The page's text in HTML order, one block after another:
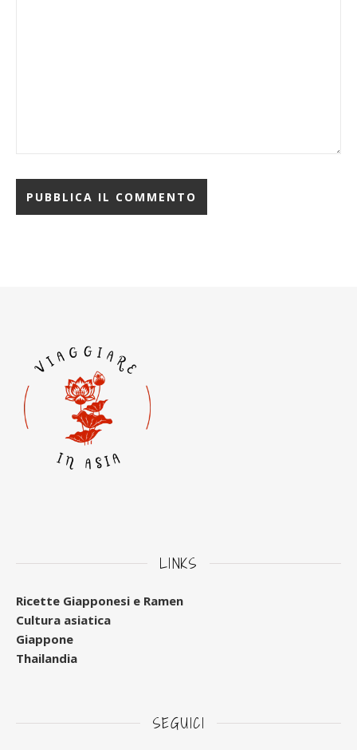
LINKS
Ricette Giapponesi e Ramen
Cultura asiatica
Giappone
Thailandia
SEGUICI